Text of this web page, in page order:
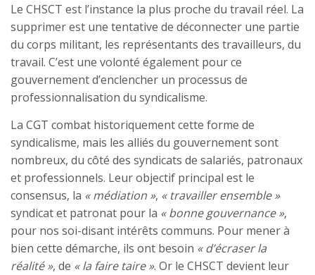
Le CHSCT est l’instance la plus proche du travail réel. La
supprimer est une tentative de déconnecter une partie
du corps militant, les représentants des travailleurs, du
travail. C’est une volonté également pour ce
gouvernement d’enclencher un processus de
professionnalisation du syndicalisme.
La CGT combat historiquement cette forme de
syndicalisme, mais les alliés du gouvernement sont
nombreux, du côté des syndicats de salariés, patronaux
et professionnels. Leur objectif principal est le
consensus, la « médiation », « travailler ensemble »
syndicat et patronat pour la « bonne gouvernance »,
pour nos soi-disant intérêts communs. Pour mener à
bien cette démarche, ils ont besoin « d’écraser la
réalité », de « la faire taire ». Or le CHSCT devient leur